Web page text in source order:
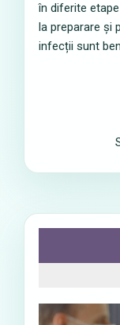
în diferite
la preparare și
infecții sunt